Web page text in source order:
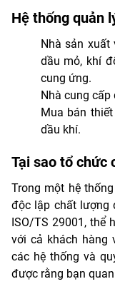
Hệ thống quản
Nhà sản xuất
dầu mỏ, khí
cung ứng.
Nhà cung cấp
Mua bán
dầu khí.
Tại sao tổ chức
Trong một hệ
độc lập chất lượng
ISO/TS 29001, thể
với cả khách hàng
các hệ thống và
được rằng bạn